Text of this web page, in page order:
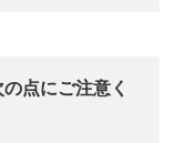
点にご注意く